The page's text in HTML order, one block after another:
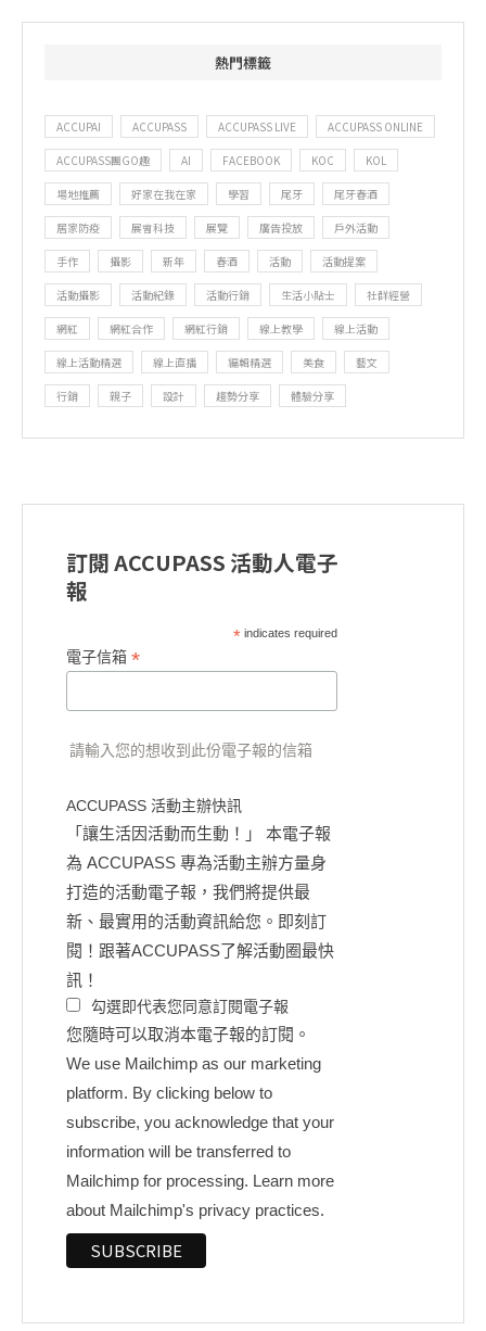
熱門標籤
ACCUPAI ACCUPASS ACCUPASS LIVE ACCUPASS ONLINE
ACCUPASS團GO趣 AI FACEBOOK KOC KOL
場地推薦 好家在我在家 學習 尾牙 尾牙春酒
居家防疫 展會科技 展覽 廣告投放 戶外活動
手作 攝影 新年 春酒 活動 活動提案
活動攝影 活動紀錄 活動行銷 生活小貼士 社群經營
網紅 網紅合作 網紅行銷 線上教學 線上活動
線上活動精選 線上直播 編輯精選 美食 藝文
行銷 親子 設計 趨勢分享 體驗分享
訂閱 ACCUPASS 活動人電子
報
*indicates required
電子信箱 *
請輸入您的想收到此份電子報的信箱
ACCUPASS 活動主辦快訊
「讓生活因活動而生動！」 本電子報
為 ACCUPASS 專為活動主辦方量身
打造的活動電子報，我們將提供最
新、最實用的活動資訊給您。即刻訂
閱！跟著ACCUPASS了解活動圈最快
訊！
勾選即代表您同意訂閱電子報
您隨時可以取消本電子報的訂閱。
We use Mailchimp as our marketing
platform. By clicking below to
subscribe, you acknowledge that your
information will be transferred to
Mailchimp for processing. Learn more
about Mailchimp's privacy practices.